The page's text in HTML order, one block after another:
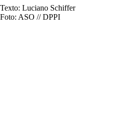
Texto: Luciano Schiffer
Foto: ASO // DPPI